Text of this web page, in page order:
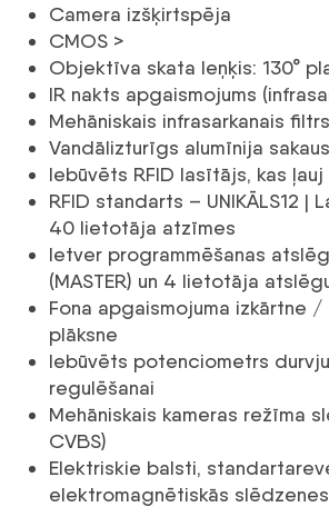
Camera izšķirtspēja
CMOS >
Objektīva skata leņķis: 130°
IR nakts apgaismojums
Mehāniskais infrasarkanais filtrs
Vandālizturīgs alumīnija
Iebūvēts RFID lasītājs, kas
RFID standarts – UNIKĀLS12 |
40 lietotāja atzīmes
Ietver programmēšanas
(MASTER) un 4 lietotāja
Fona apgaismojuma izkārtne
plāksne
Iebūvēts potenciometrs
regulēšanai
Mehāniskais kameras režīma
CVBS)
Elektriskie balsti,
elektromagnētiskās slēdzenes